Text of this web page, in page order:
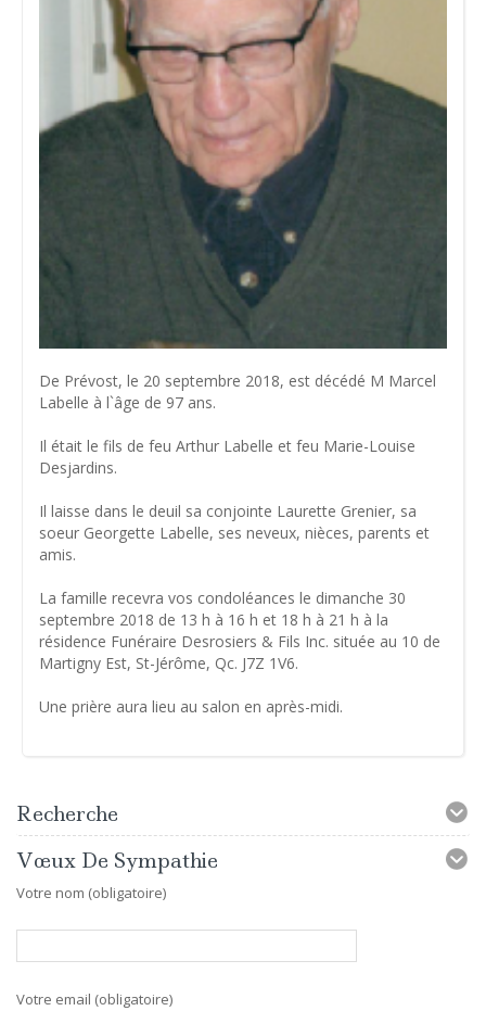
De Prévost, le 20 septembre 2018, est décédé M Marcel
Labelle à l`âge de 97 ans.
Il était le fils de feu Arthur Labelle et feu Marie-Louise
Desjardins.
Il laisse dans le deuil sa conjointe Laurette Grenier, sa
soeur Georgette Labelle, ses neveux, nièces, parents et
amis.
La famille recevra vos condoléances le dimanche 30
septembre 2018 de 13 h à 16 h et 18 h à 21 h à la
résidence Funéraire Desrosiers & Fils Inc. située au 10 de
Martigny Est, St-Jérôme, Qc. J7Z 1V6.
Une prière aura lieu au salon en après-midi.
Recherche
Vœux De Sympathie
Votre nom (obligatoire)
Votre email (obligatoire)